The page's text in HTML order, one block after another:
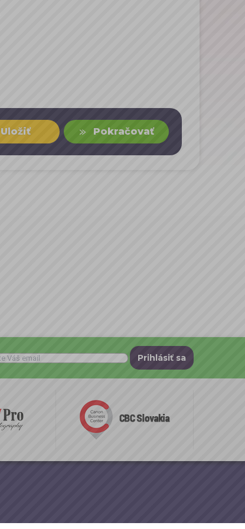
Pokračovať
Uložiť